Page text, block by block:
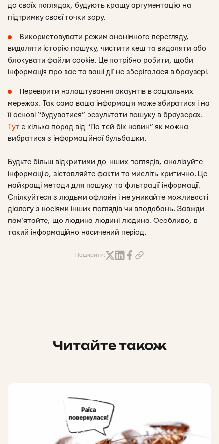
до своїх поглядах, будують кращу аргументацію на
підтримку своєї точки зору.
Використовувати режим анонімного перегляду,
видаляти історію пошуку, чистити кеш та видаляти або
блокувати файли cookie. Це потрібно робити, щоби
інформація про вас та ваші дії не зберігалася в браузері.
Перевірити налаштування акаунтів в соціальних
мережах. Так само ваша інформація може збиратися і на
її основі “будуватися” результати пошуку в браузерах.
Тут є кілька порад від “По той бік новин” як можна
вибратися з інформаційної бульбашки.
Будьте більш відкритими до інших поглядів, аналізуйте
інформацію, зіставляйте факти та мисліть критично. Це
найкращі методи для пошуку та фільтрації інформації.
Спілкуйтеся з людьми офлайн і не уникайте можливості
діалогу з носіями інших поглядів чи вподобань. Завжди
пам’ятайте, що людина людині людина. Особливо, в
такий інформаційно насичений період.
Поширити:
Читайте також